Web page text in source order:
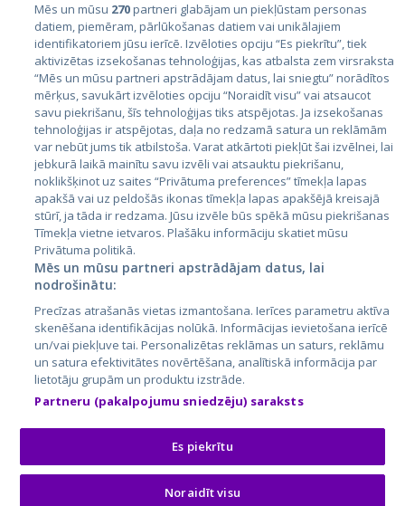
Valstis
Igaunija
Latvija
Lietuva
City24.lv
City24.ee
GetaPro.lv
GetaPro.ee
Skelbiu.lt
Autoplius.lt
Aruodas.lt
CVbankas.lt
Kainos.lt
Paslaugos.lt
auto24.ee
Osta.ee
KuldneBörs.ee
Mēs un mūsu 270partneri glabājam un piekļūstam personas
datiem, piemēram, pārlūkošanas datiem vai unikālajiem
identifikatoriem jūsu ierīcē. Izvēloties opciju “Es piekrītu”, tiek
aktivizētas izsekošanas tehnoloģijas, kas atbalsta zem virsraksta
“Mēs un mūsu partneri apstrādājam datus, lai sniegtu” norādītos
mērķus, savukārt izvēloties opciju “Noraidīt visu” vai atsaucot
savu piekrišanu, šīs tehnoloģijas tiks atspējotas. Ja izsekošanas
tehnoloģijas ir atspējotas, daļa no redzamā satura un reklāmām
var nebūt jums tik atbilstoša. Varat atkārtoti piekļūt šai izvēlnei, lai
jebkurā laikā mainītu savu izvēli vai atsauktu piekrišanu,
noklikšķinot uz saites “Privātuma preferences” tīmekļa lapas
apakšā vai uz peldošās ikonas tīmekļa lapas apakšējā kreisajā
stūrī, ja tāda ir redzama. Jūsu izvēle būs spēkā mūsu piekrišanas
Tīmekļa vietne ietvaros. Plašāku informāciju skatiet mūsu
Privātuma politikā.
Mēs un mūsu partneri apstrādājam datus, lai
nodrošinātu:
Precīzas atrašanās vietas izmantošana. Ierīces parametru aktīva
skenēšana identifikācijas nolūkā. Informācijas ievietošana ierīcē
un/vai piekļuve tai. Personalizētas reklāmas un saturs, reklāmu
un satura efektivitātes novērtēšana, analītiskā informācija par
lietotāju grupām un produktu izstrāde.
Partneru (pakalpojumu sniedzēju) saraksts
Es piekrītu
Noraidīt visu